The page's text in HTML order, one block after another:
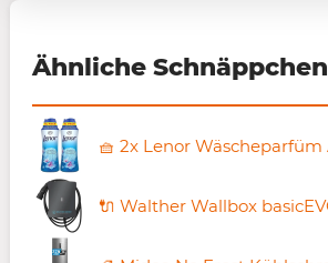
Ähnliche Schnäppchen